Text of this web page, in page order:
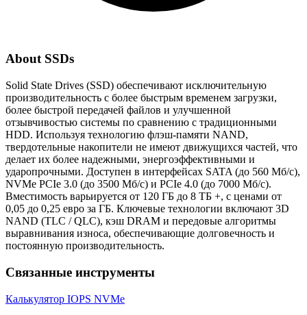
About SSDs
Solid State Drives (SSD) обеспечивают исключительную
производительность с более быстрым временем загрузки,
более быстрой передачей файлов и улучшенной
отзывчивостью системы по сравнению с традиционными
HDD. Используя технологию флэш-памяти NAND,
твердотельные накопители не имеют движущихся частей, что
делает их более надежными, энергоэффективными и
ударопрочными. Доступен в интерфейсах SATA (до 560 Мб/с),
NVMe PCIe 3.0 (до 3500 Мб/с) и PCIe 4.0 (до 7000 Мб/с).
Вместимость варьируется от 120 ГБ до 8 ТБ +, с ценами от
0,05 до 0,25 евро за ГБ. Ключевые технологии включают 3D
NAND (TLC / QLC), кэш DRAM и передовые алгоритмы
выравнивания износа, обеспечивающие долговечность и
постоянную производительность.
Связанные инструменты
Калькулятор IOPS NVMe